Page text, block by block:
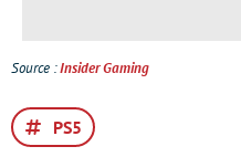
Source :Insider Gaming
PS5